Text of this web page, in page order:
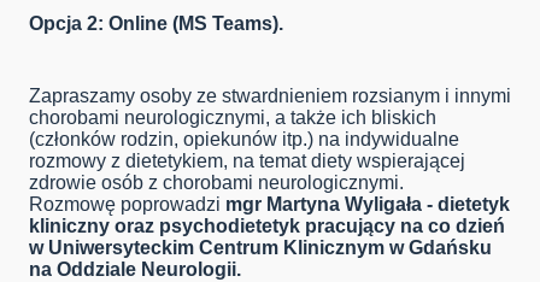
Opcja 2: Online (MS Teams).
Zapraszamy osoby ze stwardnieniem rozsianym i innymi
chorobami neurologicznymi, a także ich bliskich
(członków rodzin, opiekunów itp.) na indywidualne
rozmowy z dietetykiem, na temat diety wspierającej
zdrowie osób z chorobami neurologicznymi.
Rozmowę poprowadzi mgr Martyna Wyligała - dietetyk
kliniczny oraz psychodietetyk pracujący na co dzień
w Uniwersyteckim Centrum Klinicznym w Gdańsku
na Oddziale Neurologii.